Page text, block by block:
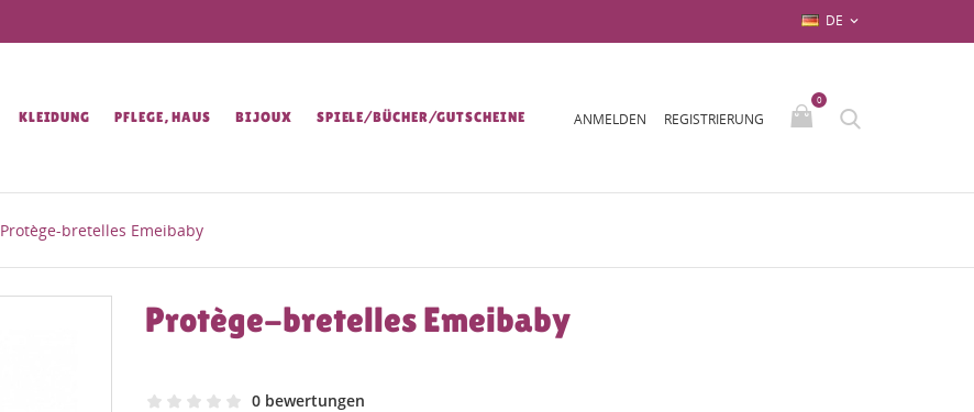
DE 
KLEIDUNG PFLEGE, HAUS BIJOUX SPIELE/BÜCHER/GUTSCHEINE ANMELDEN REGISTRIERUNG
0
Protège-bretelles Emeibaby
Protège-bretelles Emeibaby
0 bewertungen